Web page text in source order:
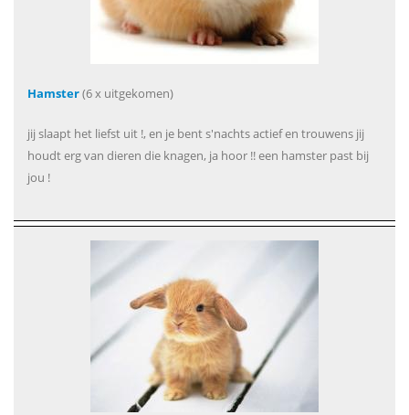
Hamster(6 x uitgekomen)
jij slaapt het liefst uit !, en je bent s'nachts actief en trouwens jij
houdt erg van dieren die knagen, ja hoor !! een hamster past bij
jou !